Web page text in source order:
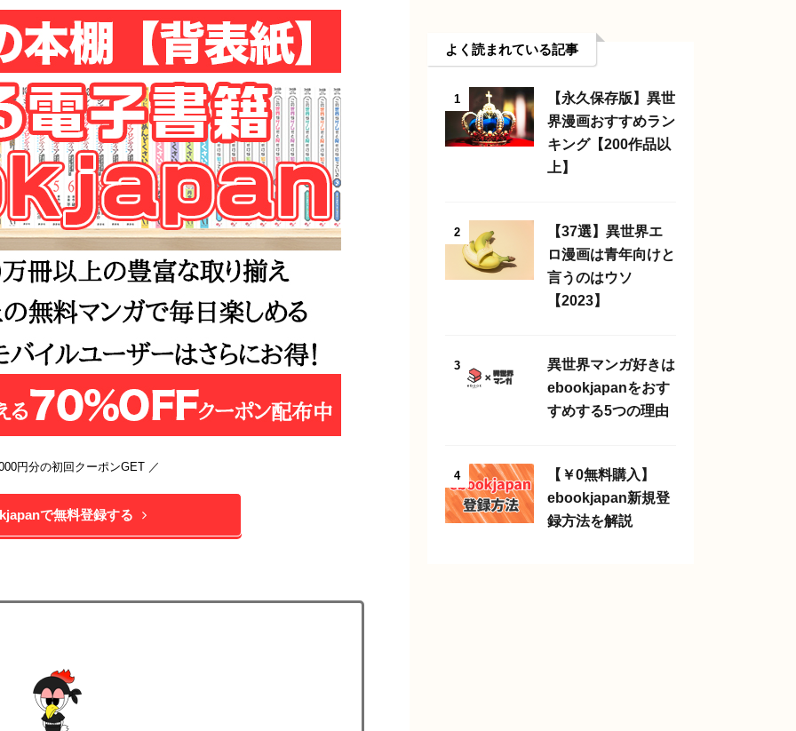
円分の初回クーポンGET ／
で無料登録する
よく読まれている記事
1
【永久保存版】異世
界漫画おすすめラン
キング【200作品以
上】
2
【37選】異世界エ
ロ漫画は青年向けと
言うのはウソ
【2023】
3
異世界マンガ好きは
ebookjapanをおす
すめする5つの理由
4
【￥0無料購入】
ebookjapan新規登
録方法を解説